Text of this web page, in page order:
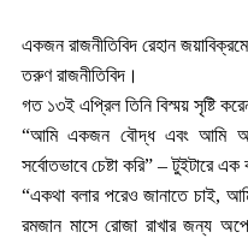
একজন রাজনীতিবিদ রেহান
তরুণ রাজনীতিবিদ।
গত ১৩ই এপ্রিল তিনি বিস্ময় সৃষ্টি
“আমি একজন বৌদ্ধ এবং আমি
সর্বোতভাবে চেষ্টা করি” – টুইটারে এক
“একথা বলার পরেও জানাতে চাই,
রমজান মাসে রোজা রাখার জন্য